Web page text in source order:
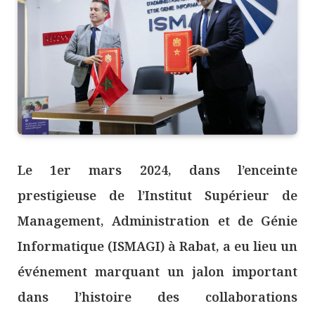
Le 1er mars 2024, dans l’enceinte
prestigieuse de l’Institut Supérieur de
Management, Administration et de Génie
Informatique (ISMAGI) à Rabat, a eu lieu un
événement marquant un jalon important
dans l’histoire des collaborations